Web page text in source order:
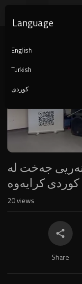
Player
جەخت لە
کرایەوە
20views
Share
Language
English
Turkish
کوردی